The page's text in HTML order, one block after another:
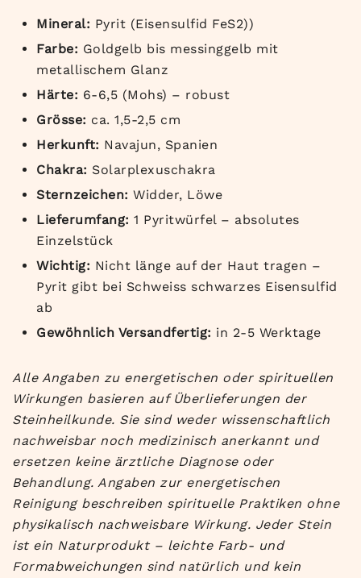
Mineral: Pyrit (Eisensulfid FeS2))
Farbe: Goldgelb bis messinggelb mit
metallischem Glanz
Härte: 6-6,5 (Mohs) – robust
Grösse: ca. 1,5-2,5 cm
Herkunft: Navajun, Spanien
Chakra: Solarplexuschakra
Sternzeichen: Widder, Löwe
Lieferumfang: 1 Pyritwürfel – absolutes
Einzelstück
Wichtig: Nicht länge auf der Haut tragen –
Pyrit gibt bei Schweiss schwarzes Eisensulfid
ab
Gewöhnlich Versandfertig: in 2-5 Werktage
Alle Angaben zu energetischen oder spirituellen
Wirkungen basieren auf Überlieferungen der
Steinheilkunde. Sie sind weder wissenschaftlich
nachweisbar noch medizinisch anerkannt und
ersetzen keine ärztliche Diagnose oder
Behandlung. Angaben zur energetischen
Reinigung beschreiben spirituelle Praktiken ohne
physikalisch nachweisbare Wirkung. Jeder Stein
ist ein Naturprodukt – leichte Farb- und
Formabweichungen sind natürlich und kein